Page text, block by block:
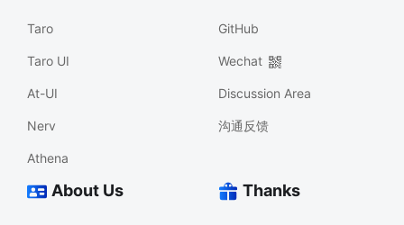
Taro
Taro UI
At-UI
Nerv
Athena
GitHub
Wechat
Discussion Area
沟通反馈
About Us Thanks